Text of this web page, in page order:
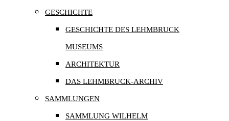
GESCHICHTE
GESCHICHTE DES LEHMBRUCK
MUSEUMS
ARCHITEKTUR
DAS LEHMBRUCK-ARCHIV
SAMMLUNGEN
SAMMLUNG WILHELM